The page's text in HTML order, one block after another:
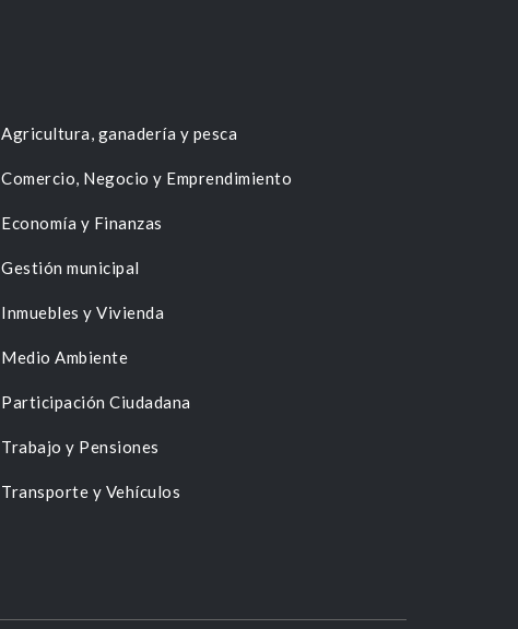
Agricultura, ganadería y pesca
Comercio, Negocio y Emprendimiento
Economía y Finanzas
Gestión municipal
Inmuebles y Vivienda
Medio Ambiente
Participación Ciudadana
Trabajo y Pensiones
Transporte y Vehículos